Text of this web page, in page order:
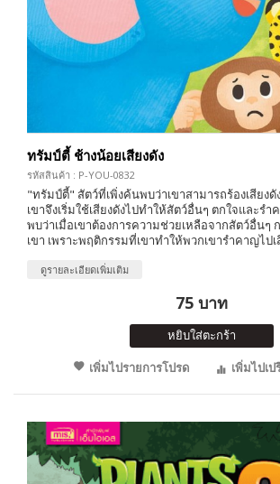
ทรัมป์ตี้ ช้างน้อยเสียงดัง
รหัสสินค้า : P-YOU-0832
"ทรัมป์ตี้" สัตว์ที่เพิ่งค้นพบว่าเขาสามารถร้องเสียงดั
เขาจึงเริ่มใช้เสียงดังไปทำให้สัตว์อื่นๆ ตกใจและร
พบว่าเมื่อเขาต้องการความช่วยเหลือจากสัตว์อื่นๆ
เขา เพราะพฤติกรรมที่เขาทำให้พวกเขารำคาญไป
ดูรายละเอียดเพิ่มเติม
75 บาท
หยิบใส่ตะกร้า
เพิ่มไปรายการโปรด
เพิ่มไปเ